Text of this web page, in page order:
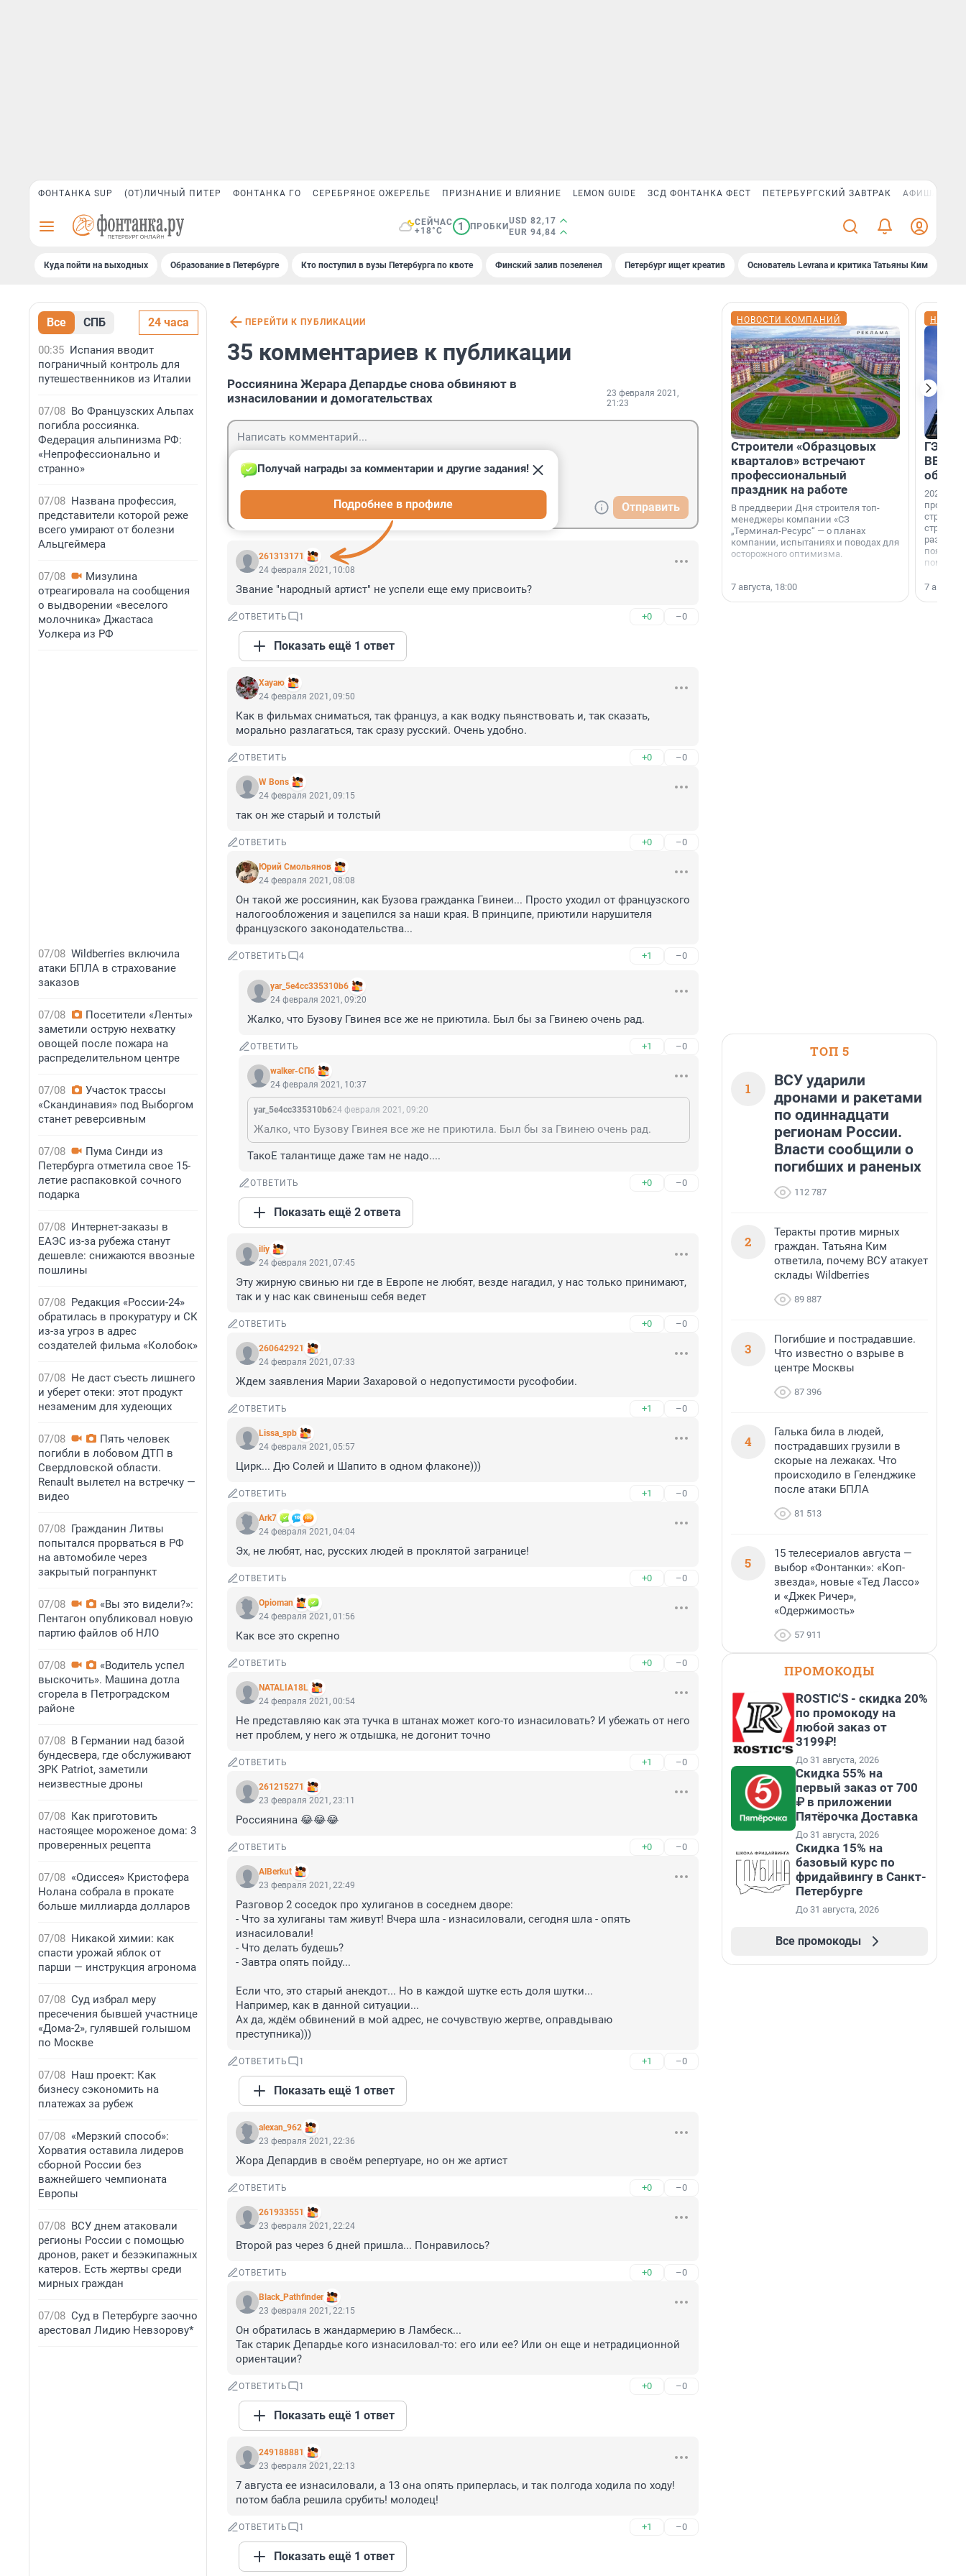
ФОНТАНКА SUP (ОТ)ЛИЧНЫЙ ПИТЕР ФОНТАНКА ГО СЕРЕБРЯНОЕ ОЖЕРЕЛЬЕ ПРИЗНАНИЕ И ВЛИЯНИЕ LEMON GUIDE ЗСД ФОНТАНКА ФЕСТ ПЕТЕРБУРГСКИЙ ЗАВТРАК АФИША PLUS
СЕЙЧАС
+18°C
1 ПРОБКИ
USD 82,17
EUR 94,84
Куда пойти на выходных Образование в Петербурге Кто поступил в вузы Петербурга по квоте Финский залив позеленел Петербург ищет креатив Основатель Levrana и критика Татьяны Ким
Все СПБ 24 часа
00:35 Испания вводит
пограничный контроль для
путешественников из Италии
07/08 Во Французских Альпах
погибла россиянка.
Федерация альпинизма РФ:
«Непрофессионально и
странно»
07/08 Названа профессия,
представители которой реже
всего умирают от болезни
Альцгеймера
07/08
Мизулина
отреагировала на сообщения
о выдворении «веселого
молочника» Джастаса
Уолкера из РФ
07/08 Wildberries включила
атаки БПЛА в страхование
заказов
07/08
Посетители «Ленты»
заметили острую нехватку
овощей после пожара на
распределительном центре
07/08
Участок трассы
«Скандинавия» под Выборгом
станет реверсивным
07/08
Пума Синди из
Петербурга отметила свое 15-
летие распаковкой сочного
подарка
07/08 Интернет-заказы в
ЕАЭС из-за рубежа станут
дешевле: снижаются ввозные
пошлины
07/08 Редакция «России-24»
обратилась в прокуратуру и СК
из-за угроз в адрес
создателей фильма «Колобок»
07/08 Не даст съесть лишнего
и уберет отеки: этот продукт
незаменим для худеющих
07/08
Пять человек
погибли в лобовом ДТП в
Свердловской области.
Renault вылетел на встречку —
видео
07/08 Гражданин Литвы
попытался прорваться в РФ
на автомобиле через
закрытый погранпункт
07/08
«Вы это видели?»:
Пентагон опубликовал новую
партию файлов об НЛО
07/08
«Водитель успел
выскочить». Машина дотла
сгорела в Петроградском
районе
07/08 В Германии над базой
бундесвера, где обслуживают
ЗРК Patriot, заметили
неизвестные дроны
07/08 Как приготовить
настоящее мороженое дома: 3
проверенных рецепта
07/08 «Одиссея» Кристофера
Нолана собрала в прокате
больше миллиарда долларов
07/08 Никакой химии: как
спасти урожай яблок от
парши — инструкция агронома
07/08 Суд избрал меру
пресечения бывшей участнице
«Дома-2», гулявшей голышом
по Москве
07/08 Наш проект: Как
бизнесу сэкономить на
платежах за рубеж
07/08 «Мерзкий способ»:
Хорватия оставила лидеров
сборной России без
важнейшего чемпионата
Европы
07/08 ВСУ днем атаковали
регионы России с помощью
дронов, ракет и безэкипажных
катеров. Есть жертвы среди
мирных граждан
07/08 Суд в Петербурге заочно
арестовал Лидию Невзорову*
ПЕРЕЙТИ К ПУБЛИКАЦИИ
35 комментариев к публикации
Россиянина Жерара Депардье снова обвиняют в
изнасиловании и домогательствах
23 февраля 2021,
21:23
Отправить
261313171
Получай награды за комментарии и другие задания!
Подробнее в профиле
24 февраля 2021, 10:08
Звание "народный артист" не успели еще ему присвоить?
ОТВЕТИТЬ 1 +0 –0
Показать ещё 1 ответ
Хауаю
24 февраля 2021, 09:50
Как в фильмах сниматься, так француз, а как водку пьянствовать и, так сказать,
морально разлагаться, так сразу русский. Очень удобно.
ОТВЕТИТЬ +0 –0
W Bons
24 февраля 2021, 09:15
так он же старый и толстый
ОТВЕТИТЬ +0 –0
Юрий Смольянов
24 февраля 2021, 08:08
Он такой же россиянин, как Бузова гражданка Гвинеи... Просто уходил от французского
налогообложения и зацепился за наши края. В принципе, приютили нарушителя
французского законодательства...
ОТВЕТИТЬ 4 +1 –0
yar_5e4cc335310b6
24 февраля 2021, 09:20
Жалко, что Бузову Гвинея все же не приютила. Был бы за Гвинею очень рад.
ОТВЕТИТЬ +1 –0
walker-СПб
24 февраля 2021, 10:37
yar_5e4cc335310b624 февраля 2021, 09:20
Жалко, что Бузову Гвинея все же не приютила. Был бы за Гвинею очень рад.
ТакоЕ талантище даже там не надо....
ОТВЕТИТЬ +0 –0
Показать ещё 2 ответа
iliy
24 февраля 2021, 07:45
Эту жирную свинью ни где в Европе не любят, везде нагадил, у нас только принимают,
так и у нас как свиненыш себя ведет
ОТВЕТИТЬ +0 –0
260642921
24 февраля 2021, 07:33
Ждем заявления Марии Захаровой о недопустимости русофобии.
ОТВЕТИТЬ +1 –0
Lissa_spb
24 февраля 2021, 05:57
Цирк... Дю Солей и Шапито в одном флаконе)))
ОТВЕТИТЬ +1 –0
Ark7
24 февраля 2021, 04:04
Эх, не любят, нас, русских людей в проклятой загранице!
ОТВЕТИТЬ +0 –0
Opioman
24 февраля 2021, 01:56
Как все это скрепно
ОТВЕТИТЬ +0 –0
NATALIA18L
24 февраля 2021, 00:54
Не представляю как эта тучка в штанах может кого-то изнасиловать? И убежать от него
нет проблем, у него ж отдышка, не догонит точно
ОТВЕТИТЬ +1 –0
261215271
23 февраля 2021, 23:11
Россиянина 😂😂😂
ОТВЕТИТЬ +0 –0
AlBerkut
23 февраля 2021, 22:49
Разговор 2 соседок про хулиганов в соседнем дворе:
- Что за хулиганы там живут! Вчера шла - изнасиловали, сегодня шла - опять
изнасиловали!
- Что делать будешь?
- Завтра опять пойду...
Если что, это старый анекдот... Но в каждой шутке есть доля шутки...
Например, как в данной ситуации...
Ах да, ждём обвинений в мой адрес, не сочувствую жертве, оправдываю
преступника)))
ОТВЕТИТЬ 1 +1 –0
Показать ещё 1 ответ
alexan_962
23 февраля 2021, 22:36
Жора Депардив в своём репертуаре, но он же артист
ОТВЕТИТЬ +0 –0
261933551
23 февраля 2021, 22:24
Второй раз через 6 дней пришла... Понравилось?
ОТВЕТИТЬ +0 –0
Black_Pathfinder
23 февраля 2021, 22:15
Он обратилась в жандармерию в Ламбеск...
Так старик Депардье кого изнасиловал-то: его или ее? Или он еще и нетрадиционной
ориентации?
ОТВЕТИТЬ 1 +0 –0
Показать ещё 1 ответ
249188881
23 февраля 2021, 22:13
7 августа ее изнасиловали, а 13 она опять приперлась, и так полгода ходила по ходу!
потом бабла решила срубить! молодец!
ОТВЕТИТЬ 1 +1 –0
Показать ещё 1 ответ
НОВОСТИ КОМПАНИЙ
Строители «Образцовых
кварталов» встречают
профессиональный
праздник на работе
В преддверии Дня строителя топ-
менеджеры компании «СЗ
„Терминал-Ресурс“ — о планах
компании, испытаниях и поводах для
осторожного оптимизма.
7 августа, 18:00
ГЭС,
ВВП: в
об
2026-й —
раз. В
7
ТОП 5
1
ВСУ ударили
дронами и ракетами
по одиннадцати
регионам России.
Власти сообщили о
погибших и раненых
112 787
2
Теракты против мирных
граждан. Татьяна Ким
ответила, почему ВСУ атакует
склады Wildberries
89 887
3
Погибшие и пострадавшие.
Что известно о взрыве в
центре Москвы
87 396
4
Галька била в людей,
пострадавших грузили в
скорые на лежаках. Что
происходило в Геленджике
после атаки БПЛА
81 513
5
15 телесериалов августа —
выбор «Фонтанки»: «Коп-
звезда», новые «Тед Лассо»
и «Джек Ричер»,
«Одержимость»
57 911
ПРОМОКОДЫ
ROSTIC'S - скидка 20%
по промокоду на
любой заказ от
3199₽!
До 31 августа, 2026
Скидка 55% на
первый заказ от 700
₽ в приложении
Пятёрочка Доставка
До 31 августа, 2026
Скидка 15% на
базовый курс по
фридайвингу в Санкт-
Петербурге
До 31 августа, 2026
Все промокоды